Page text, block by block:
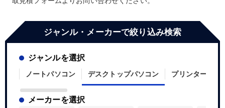
ジャンル・メーカーで絞り込み検索
ジャンルを選択
ノートパソコン デスクトップパソコン プリンター
メーカーを選択